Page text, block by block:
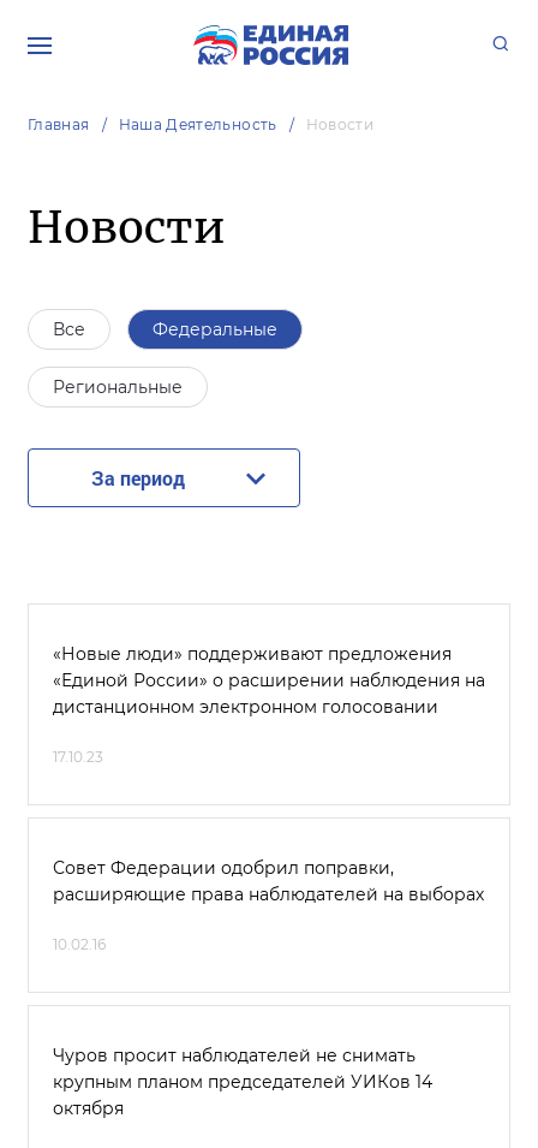
Главная Наша Деятельность Новости
Новости
Все Федеральные
Региональные
За период
«Новые люди» поддерживают предложения
«Единой России» о расширении наблюдения на
дистанционном электронном голосовании
17.10.23
Совет Федерации одобрил поправки,
расширяющие права наблюдателей на выборах
10.02.16
Чуров просит наблюдателей не снимать
крупным планом председателей УИКов 14
октября